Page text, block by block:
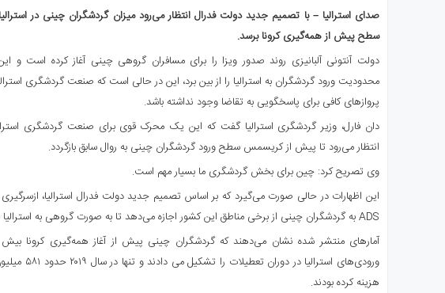
صدای استرالیا – با تصمیم جدید دولت فدرال انتظار می‌رود میزان گردشگران چینی در
سطح پیش از همه‌گیری کرونا برسد.
دولت آنتونی آلبانیزی روند صدور ویزا را برای مسافران گروهی چینی آغاز کرده است و
محدودیت ورود گردشگران به استرالیا را از بین برد، این در حالی است که صنعت گردشگری
پروازهای کافی برای پاسخگویی به تقاضا وجود نداشته باشد.
دان فارل، وزیر گردشگری استرالیا گفت که این یک محرک قوی برای صنعت گردشگری
انتظار می‌رود تا پیش از کریسمس سطح ورود گردشگران چینی به روال سابق بازگردد.
وی تصریح کرد: چین برای بخش گردشگری ما بسیار مهم است.
این اظهارات در حالی صورت می‌گیرد که بر اساس تصمیم جدید دولت فدرال استرالیا،
ADS به گردشگران چینی از برخی مناطق این کشور اجازه می‌دهد تا به صورت گروهی به استرالیا سفر کنند.
آمارهای منتشر شده نشان می‌دهند که گردشگران چینی پیش از آغاز همه‌گیری کرونا
ورودی‌های استرالیا در
هزینه کرده بودند.